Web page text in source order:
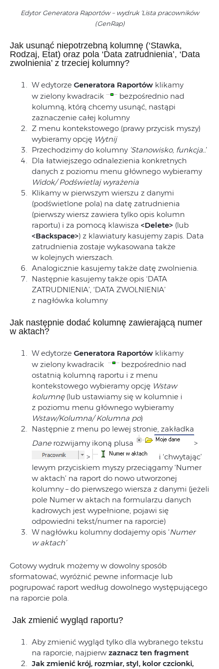
Edytor Generatora Raportów – wydruk ‘Lista pracowników
(GenRap)
Jak usunąć niepotrzebną kolumnę (‘Stawka,
Rodzaj, Etat) oraz pola ‘Data zatrudnienia’, ‘Data
zwolnienia’ z trzeciej kolumny?
W edytorze Generatora Raportów klikamy
w zielony kwadracik
bezpośrednio nad
kolumną, którą chcemy usunąć, nastąpi
zaznaczenie całej kolumny
Z menu kontekstowego (prawy przycisk myszy)
wybieramy opcję Wytnij
Przechodzimy do kolumny ‘Stanowisko, funkcja..’
Dla łatwiejszego odnalezienia konkretnych
danych z poziomu menu głównego wybieramy
Widok/ Podświetlaj wyrażenia
Klikamy w pierwszym wierszu z danymi
(podświetlone pola) na datę zatrudnienia
(pierwszy wiersz zawiera tylko opis kolumn
raportu) i za pomocą klawisza <Delete> (lub
<Backspace>) z klawiatury kasujemy zapis. Data
zatrudnienia zostaje wykasowana także
w kolejnych wierszach.
Analogicznie kasujemy także datę zwolnienia.
Następnie kasujemy także opis ‘DATA
ZATRUDNIENIA’, ‘DATA ZWOLNIENIA’
z nagłówka kolumny
Jak następnie dodać kolumnę zawierającą numer
w aktach?
W edytorze Generatora Raportów klikamy
w zielony kwadracik
bezpośrednio nad
ostatnią kolumną raportu i z menu
kontekstowego wybieramy opcję Wstaw
kolumnę(lub ustawiamy się w kolumnie i
z poziomu menu głównego wybieramy
Wstaw/Kolumna/ Kolumna po)
Następnie z menu po lewej stronie, zakładka
Danerozwijamy ikoną plusa
>
>
i ‘chwytając’
lewym przyciskiem myszy przeciągamy ‘Numer
w aktach’ na raport do nowo utworzonej
kolumny – do pierwszego wiersza z danymi (jeżeli
pole Numer w aktach na formularzu danych
kadrowych jest wypełnione, pojawi się
odpowiedni tekst/numer na raporcie)
W nagłówku kolumny dodajemy opis ‘Numer
w aktach’
Gotowy wydruk możemy w dowolny sposób
sformatować, wyróżnić pewne informacje lub
pogrupować raport według dowolnego występującego
na raporcie pola.
Jak zmienić wygląd raportu?
Aby zmienić wygląd tylko dla wybranego tekstu
na raporcie, najpierw zaznacz ten fragment
Jak zmienić krój, rozmiar, styl, kolor czcionki,